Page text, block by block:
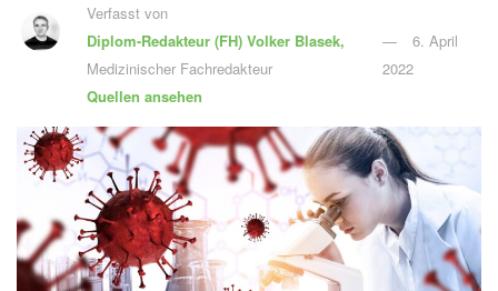
Verfasst von
Diplom-Redakteur (FH) Volker Blasek,
Medizinischer Fachredakteur
Quellen ansehen
6. April
2022